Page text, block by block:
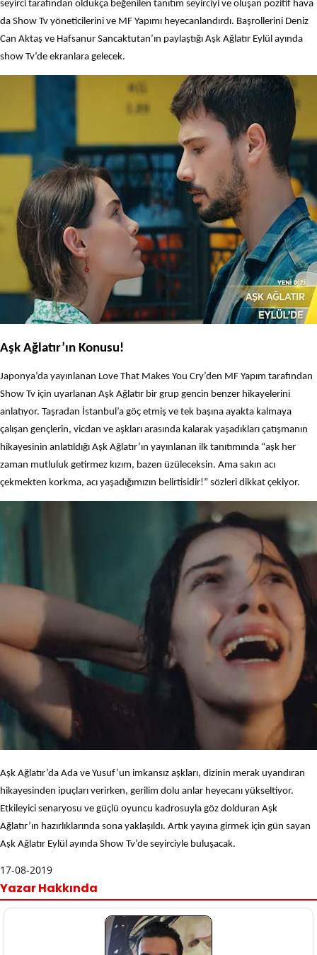
seyirci tarafından oldukça beğenilen tanıtım seyirciyi ve oluşan pozitif hava
da Show Tv yöneticilerini ve MF Yapımı heyecanlandırdı. Başrollerini Deniz
Can Aktaş ve Hafsanur Sancaktutan’ın paylaştığı Aşk Ağlatır Eylül ayında
show Tv’de ekranlara gelecek.
Aşk Ağlatır’ın Konusu!
Japonya’da yayınlanan Love That Makes You Cry’den MF Yapım tarafından
Show Tv için uyarlanan Aşk Ağlatır bir grup gencin benzer hikayelerini
anlatıyor. Taşradan İstanbul’a göç etmiş ve tek başına ayakta kalmaya
çalışan gençlerin, vicdan ve aşkları arasında kalarak yaşadıkları çatışmanın
hikayesinin anlatıldığı Aşk Ağlatır’ın yayınlanan ilk tanıtımında “aşk her
zaman mutluluk getirmez kızım, bazen üzüleceksin. Ama sakın acı
çekmekten korkma, acı yaşadığımızın belirtisidir!” sözleri dikkat çekiyor.
Aşk Ağlatır’da Ada ve Yusuf’un imkansız aşkları, dizinin merak uyandıran
hikayesinden ipuçları verirken, gerilim dolu anlar heyecanı yükseltiyor.
Etkileyici senaryosu ve güçlü oyuncu kadrosuyla göz dolduran Aşk
Ağlatır’ın hazırlıklarında sona yaklaşıldı. Artık yayına girmek için gün sayan
Aşk Ağlatır Eylül ayında Show Tv’de seyirciyle buluşacak.
17-08-2019
Yazar Hakkında